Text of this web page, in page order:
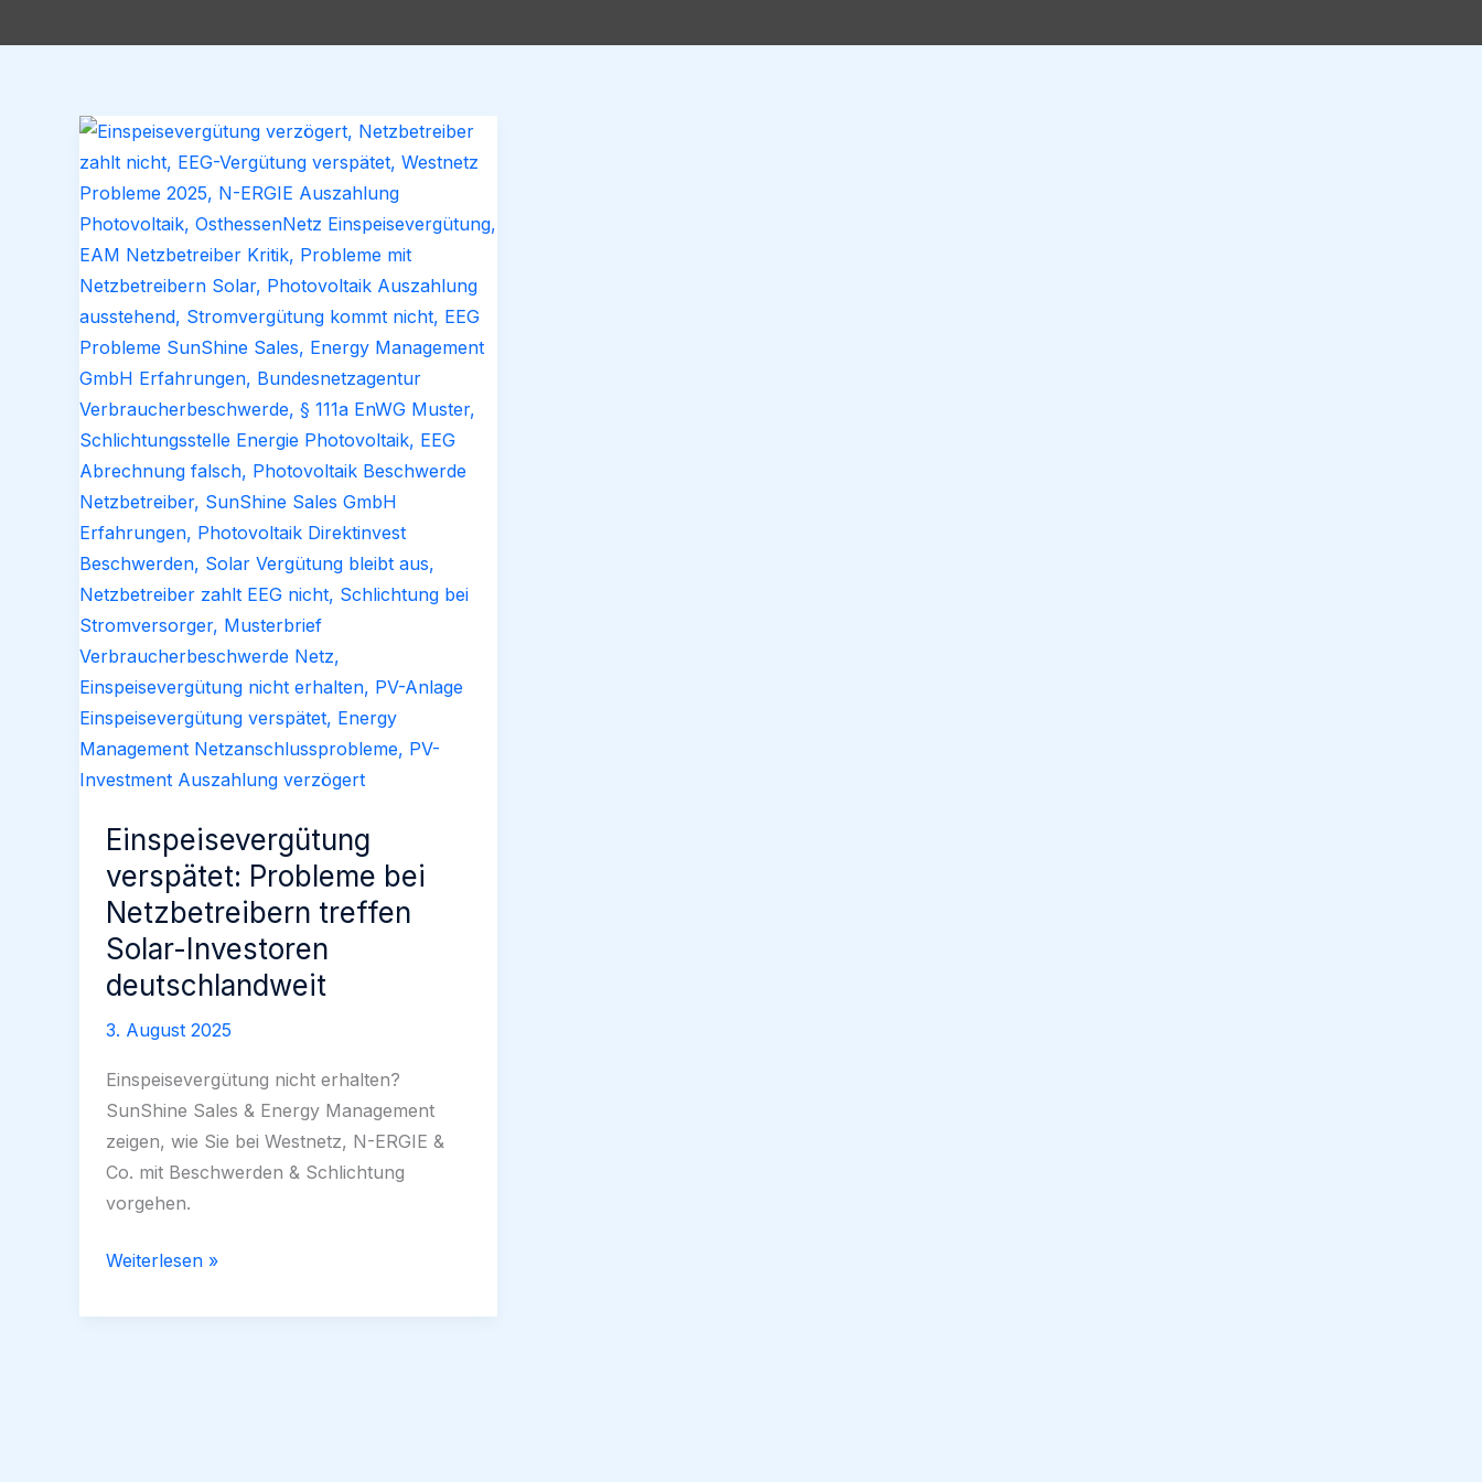
Einspeisevergütung
verspätet: Probleme bei
Netzbetreibern treffen
Solar-Investoren
deutschlandweit
3. August 2025
Einspeisevergütung nicht erhalten?
SunShine Sales & Energy Management
zeigen, wie Sie bei Westnetz, N-ERGIE &
Co. mit Beschwerden & Schlichtung
vorgehen.
Einspeisevergütung
Probleme
Weiterlesen »